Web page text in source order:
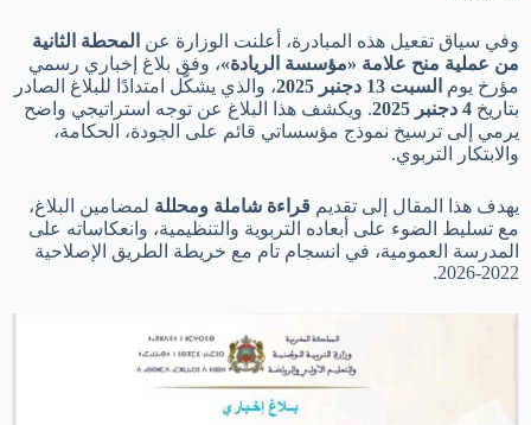
وفي سياق تفعيل هذه المبادرة، أعلنت الوزارة عن المحطة الثانية
من عملية منح علامة «مؤسسة الريادة»، وفق بلاغ إخباري رسمي
مؤرخ يوم السبت 13 دجنبر 2025
، والذي يشكّل امتدادًا للبلاغ الصادر
بتاريخ 4 دجنبر 2025
. ويكشف هذا البلاغ عن توجه استراتيجي واضح
يرمي إلى ترسيخ نموذج مؤسساتي قائم على الجودة، الحكامة،
والابتكار التربوي.
يهدف هذا المقال إلى تقديم قراءة شاملة ومحللة لمضامين البلاغ،
مع تسليط الضوء على أبعاده التربوية والتنظيمية، وانعكاساته على
المدرسة العمومية، في انسجام تام مع خريطة الطريق الإصلاحية
2022-2026.